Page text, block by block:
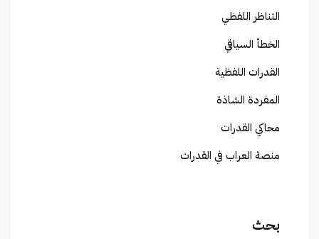
التناظر اللفظي
الخطأ السياقي
القدرات اللفظية
المفردة الشاذة
محاكي القدرات
منصة العراب في القدرات
بحث